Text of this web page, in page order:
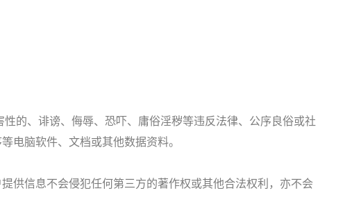
的、诽谤、侮辱、恐吓、庸俗淫秽等违反法律、公序良俗或社
电脑软件、文档或其他数据资料。
信息不会侵犯任何第三方的著作权或其他合法权利，亦不会